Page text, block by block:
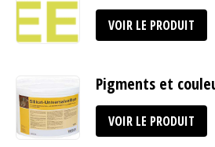
VOIR LE PRODUIT
Pigments et
VOIR LE PRODUIT